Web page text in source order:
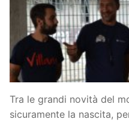
Tra le grandi novità del
sicuramente la nascita,